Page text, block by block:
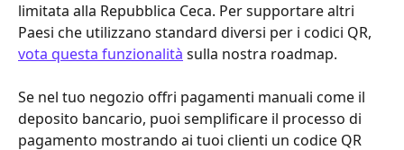
limitata alla Repubblica Ceca. Per supportare altri
Paesi che utilizzano standard diversi per i codici QR,
vota questa funzionalità sulla nostra roadmap.
Se nel tuo negozio offri pagamenti manuali come il
deposito bancario, puoi semplificare il processo di
pagamento mostrando ai tuoi clienti un codice QR